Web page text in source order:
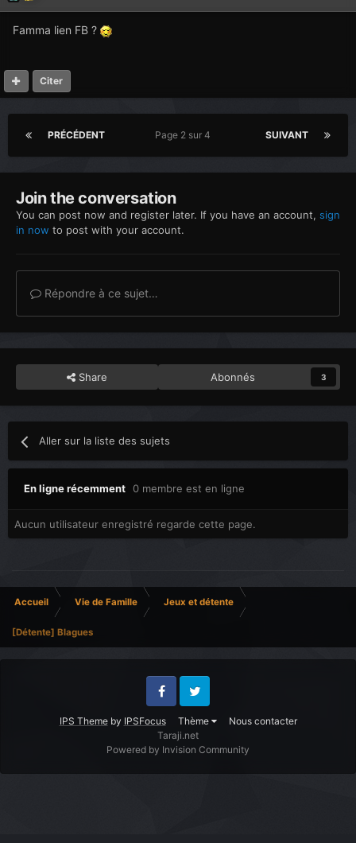
Famma lien FB ?
Citer
PRÉCÉDENT SUIVANT
Page 2 sur 4
Join the conversation
You can post now and register later. If you have an account, sign
in now to post with your account.
Répondre à ce sujet…
Share Abonnés 3
Aller sur la liste des sujets
En ligne récemment 0 membre est en ligne
Aucun utilisateur enregistré regarde cette page.
Accueil Vie de Famille Jeux et détente
[Détente] Blagues
IPS Themeby IPSFocus Thème Nous contacter
FacebookTwitter
Taraji.net
Powered by Invision Community